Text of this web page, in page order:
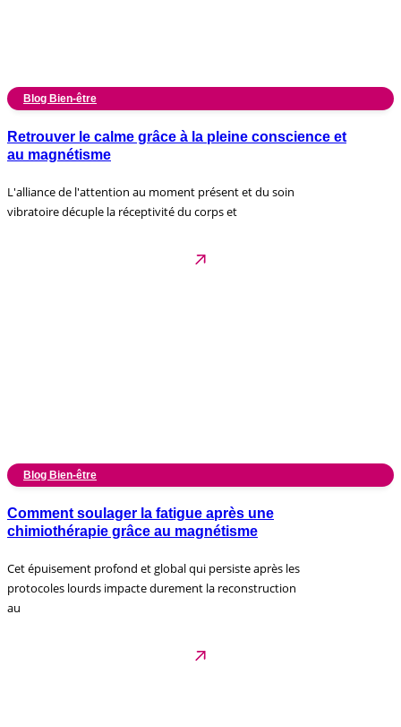
Blog Bien-être
Retrouver le calme grâce à la pleine conscience et
au magnétisme
L'alliance de l'attention au moment présent et du soin
vibratoire décuple la réceptivité du corps et
Blog Bien-être
Comment soulager la fatigue après une
chimiothérapie grâce au magnétisme
Cet épuisement profond et global qui persiste après les
protocoles lourds impacte durement la reconstruction
au